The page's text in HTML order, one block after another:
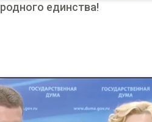
единства!